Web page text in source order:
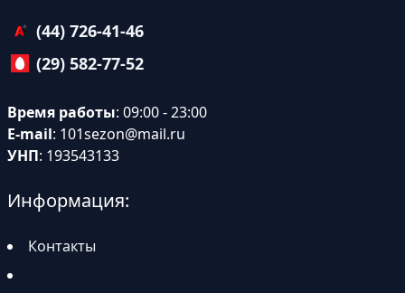
(44) 726-41-46
(29) 582-77-52
Время работы: 09:00 - 23:00
E-mail: 101sezon@mail.ru
УНП: 193543133
Информация:
Контакты